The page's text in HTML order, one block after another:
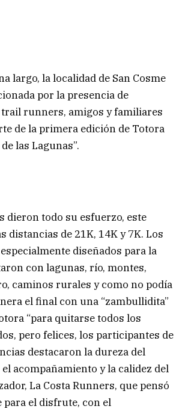
largo, la localidad de San Cosme
por la presencia de
trail runners, amigos y familiares
de la primera edición de Totora
las Lagunas”.
dieron todo su esfuerzo, este
distancias de 21K, 14K y 7K. Los
diseñados para la
con lagunas, río, montes,
caminos rurales y como no podía
el final con una “zambullidita”
“para quitarse todos los
pero felices, los participantes de
destacaron la dureza del
acompañamiento y la calidez del
La Costa Runners, que pensó
para el disfrute, con el